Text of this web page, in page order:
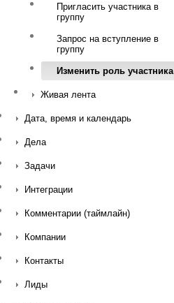
Пригласить участника в
группу
Запрос на вступление в
группу
Изменить роль участника
Живая лента
Дата, время и календарь
Дела
Задачи
Интеграции
Комментарии (таймлайн)
Компании
Контакты
Лиды